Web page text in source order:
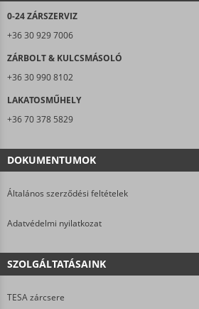
0-24 ZÁRSZERVIZ
+36 30 929 7006
ZÁRBOLT & KULCSMÁSOLÓ
+36 30 990 8102
LAKATOSMŰHELY
+36 70 378 5829
DOKUMENTUMOK
Általános szerződési feltételek
Adatvédelmi nyilatkozat
SZOLGÁLTATÁSAINK
TESA zárcsere